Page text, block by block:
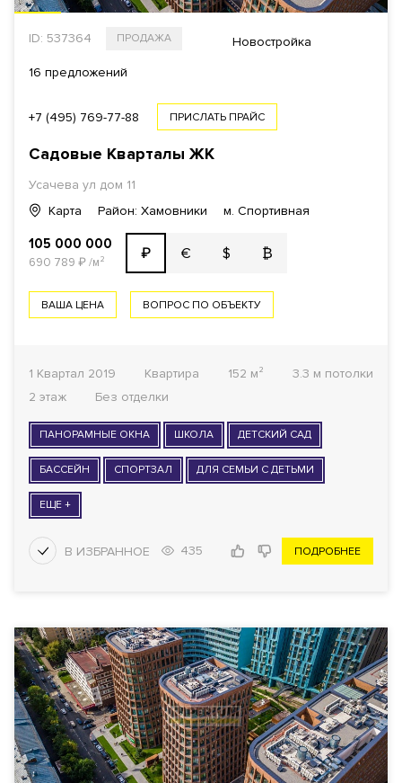
ID: 537364 ПРОДАЖА Новостройка
16 предложений
+7 (495) 769-77-88 ПРИСЛАТЬ ПРАЙС
Садовые Кварталы ЖК
Усачева ул дом 11
Карта
Район: Хамовники м. Спортивная
105 000 000
690 789 ₽/м² ₽ € $ ₿
ВАША ЦЕНА ВОПРОС ПО ОБЪЕКТУ
1 Квартал 2019 Квартира 152 м²
3.3 м потолки
2 этаж
Без отделки
ПАНОРАМНЫЕ ОКНА ШКОЛА ДЕТСКИЙ САД
БАССЕЙН СПОРТЗАЛ ДЛЯ СЕМЬИ С ДЕТЬМИ
ЕЩЕ +
435 ПОДРОБНЕЕ